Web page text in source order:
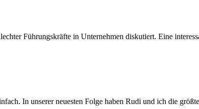
Führungskräfte in Unternehmen diskutiert. Eine
In unserer neuesten Folge haben Rudi und ich die